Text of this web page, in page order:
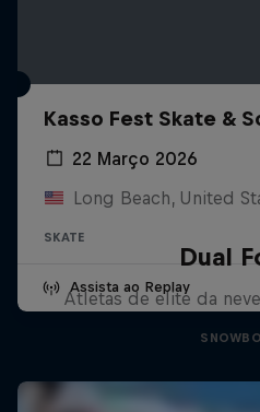
Kasso Fest Skate &
22 Março 2026
Long Beach, United
SKATE
Assista ao Replay
Dual
Atletas de elite da